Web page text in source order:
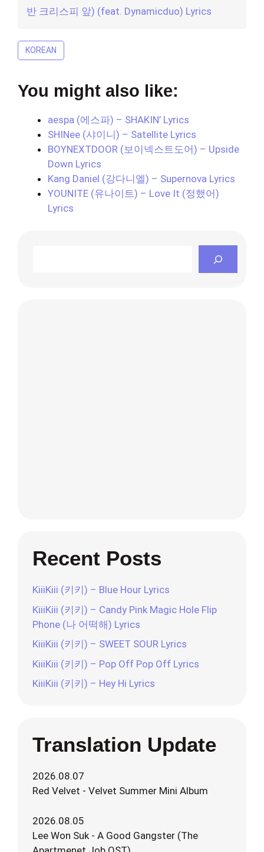
반 크리스피 앞) (feat. Dynamicduo) Lyrics
KOREAN
You might also like:
aespa (에스파) – SHAKIN’ Lyrics
SHINee (샤이니) – Satellite Lyrics
BOYNEXTDOOR (보이넥스트도어) – Upside
Down Lyrics
Kang Daniel (강다니엘) – Supernova Lyrics
YOUNITE (유나이트) – Love It (정했어)
Lyrics
Recent Posts
KiiiKiii (키키) – Blue Hour Lyrics
KiiiKiii (키키) – Candy Pink Magic Hole Flip
Phone (나 어떡해) Lyrics
KiiiKiii (키키) – SWEET SOUR Lyrics
KiiiKiii (키키) – Pop Off Pop Off Lyrics
KiiiKiii (키키) – Hey Hi Lyrics
Translation Update
2026.08.07
Red Velvet - Velvet Summer Mini Album
2026.08.05
Lee Won Suk - A Good Gangster (The